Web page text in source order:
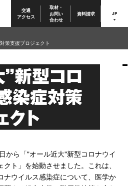
交通
アクセス
取材・
お問い
合わせ
資料請求 JP
新型コロ
染症対策
クト
から「"オール近大"新型コロナウイ
ト」を始動させました。これは、
ナウイルス感染症について、医学か
策支援プロジェクト